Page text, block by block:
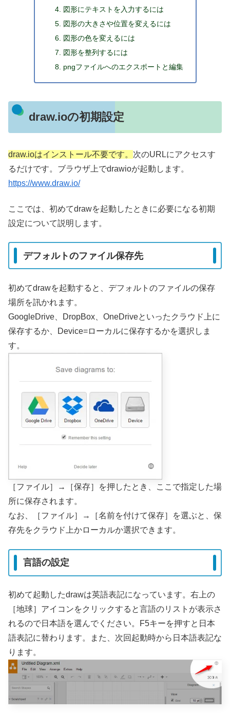
図形にテキストを入力するには
図形の大きさや位置を変えるには
図形の色を変えるには
図形を整列するには
pngファイルへのエクスポートと編集
draw.ioの初期設定
draw.ioはインストール不要です。 次のURLにアクセスす
るだけです。ブラウザ上でdrawioが起動します。
https://www.draw.io/
ここでは、初めてdrawを起動したときに必要になる初期
設定について説明します。
デフォルトのファイル保存先
初めてdrawを起動すると、デフォルトのファイルの保存
場所を訊かれます。
GoogleDrive、DropBox、OneDriveといったクラウド上に
保存するか、Device=ローカルに保存するかを選択しま
す。
［ファイル］→［保存］を押したとき、ここで指定した場
所に保存されます。
なお、［ファイル］→［名前を付けて保存］を選ぶと、保
存先をクラウド上かローカルか選択できます。
言語の設定
初めて起動したdrawは英語表記になっています。右上の
［地球］アイコンをクリックすると言語のリストが表示さ
れるので日本語を選んでください。F5キーを押すと日本
語表記に替わります。また、次回起動時から日本語表記な
ります。